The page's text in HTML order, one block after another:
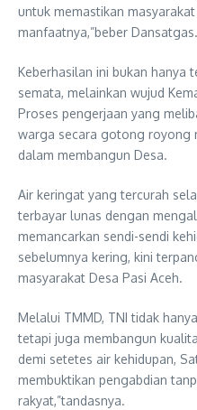
untuk memastikan
manfaatnya,”beber Dansatgas.
Keberhasilan ini bukan hanya
semata, melainkan wujud
Proses pengerjaan yang
warga secara gotong royong
dalam membangun Desa.
Air keringat yang tercurah
terbayar lunas dengan
memancarkan sendi-sendi
sebelumnya kering, kini
masyarakat Desa Pasi Aceh.
Melalui TMMD, TNI tidak
tetapi juga membangun
demi setetes air kehidupan,
membuktikan pengabdian
rakyat,”tandasnya.